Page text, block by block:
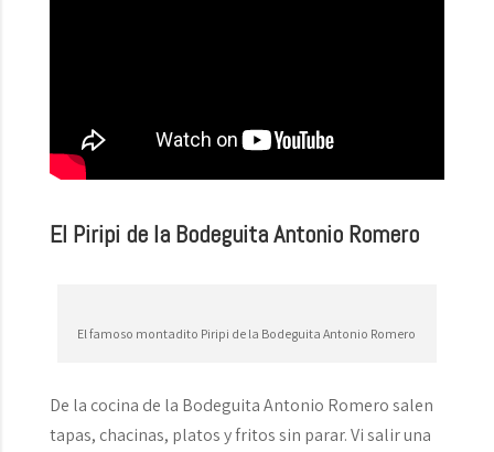
El Piripi de la Bodeguita Antonio Romero
El famoso montadito Piripi de la Bodeguita Antonio Romero
De la cocina de la Bodeguita Antonio Romero salen
tapas, chacinas, platos y fritos sin parar. Vi salir una